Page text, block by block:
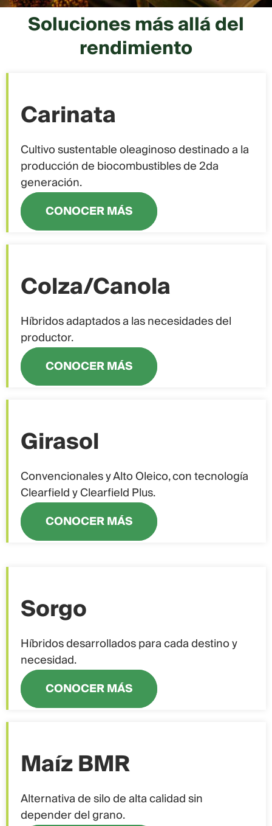
Soluciones más allá del
rendimiento
Carinata
Cultivo sustentable oleaginoso destinado a la
producción de biocombustibles de 2da
generación.
CONOCER MÁS
Colza/Canola
Híbridos adaptados a las necesidades del
productor.
CONOCER MÁS
Girasol
Convencionales y Alto Oleico, con tecnología
Clearfield y Clearfield Plus.
CONOCER MÁS
Sorgo
Híbridos desarrollados para cada destino y
necesidad.
CONOCER MÁS
Maíz BMR
Alternativa de silo de alta calidad sin
depender del grano.